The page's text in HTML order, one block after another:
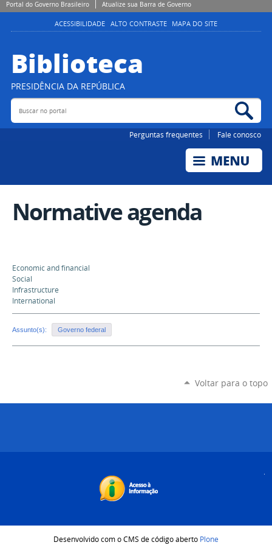
Portal do Governo Brasileiro Atualize sua Barra de Governo
ACESSIBILIDADE ALTO CONTRASTE MAPA DO SITE
Biblioteca
PRESIDÊNCIA DA REPÚBLICA
Buscar no portal
Perguntas frequentes Fale conosco
Normative agenda
Economic and financial
Social
Infrastructure
International
Assunto(s): Governo federal
Voltar para o topo
Desenvolvido com o CMS de código aberto Plone